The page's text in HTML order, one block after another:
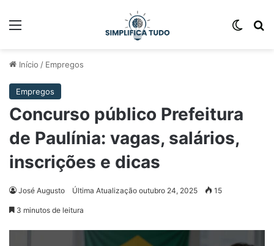
Início / Empregos
Empregos
Concurso público Prefeitura
de Paulínia: vagas, salários,
inscrições e dicas
José Augusto Última Atualização outubro 24, 2025 15
3 minutos de leitura